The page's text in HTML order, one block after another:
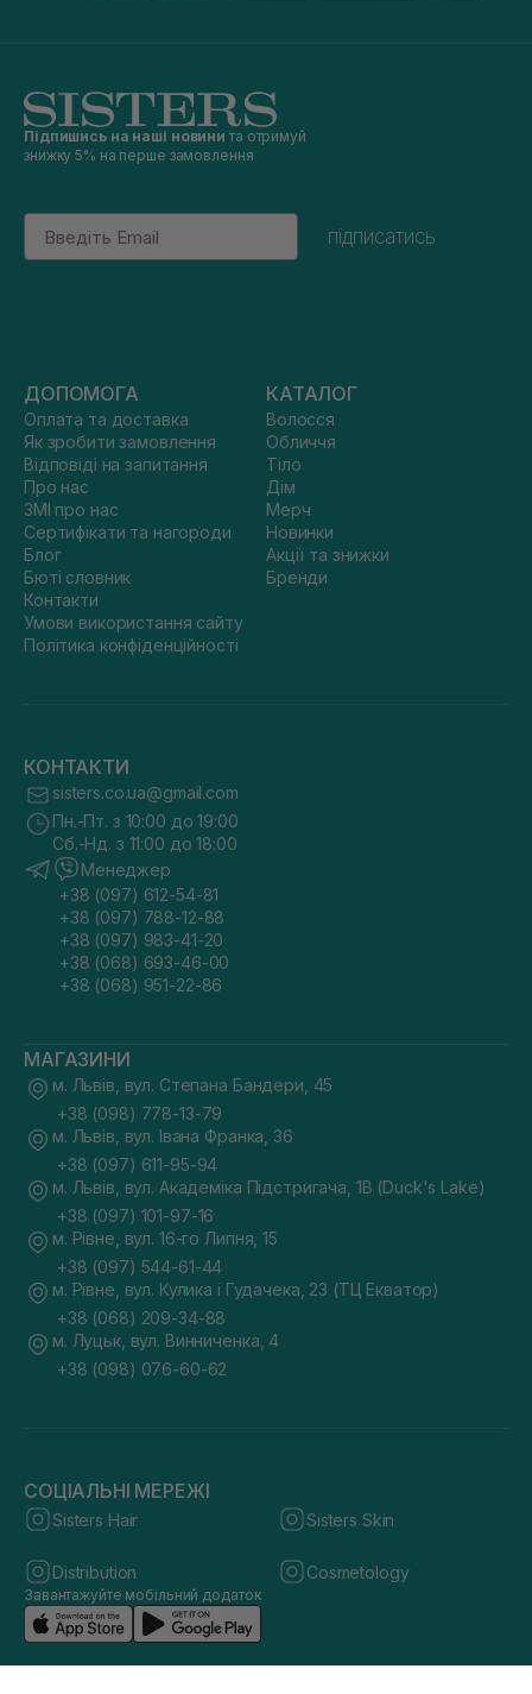
Підпишись на наші новини та отримуй
знижку 5% на перше замовлення
Email
підписатись
ДОПОМОГА
Оплата та доставка
Як зробити замовлення
Відповіді на запитання
Про нас
ЗМІ про нас
Сертифікати та нагороди
Блог
Бюті словник
Контакти
Умови використання сайту
Політика конфіденційності
КАТАЛОГ
Волосся
Обличчя
Тіло
Дім
Мерч
Новинки
Акції та знижки
Бренди
КОНТАКТИ
sisters.co.ua@gmail.com
Пн.-Пт. з 10:00 до 19:00
Сб.-Нд. з 11:00 до 18:00
Менеджер
+38 (097) 612-54-81
+38 (097) 788-12-88
+38 (097) 983-41-20
+38 (068) 693-46-00
+38 (068) 951-22-86
МАГАЗИНИ
м. Львів, вул. Степана Бандери, 45
+38 (098) 778-13-79
м. Львів, вул. Івана Франка, 36
+38 (097) 611-95-94
м. Львів, вул. Академіка Підстригача, 1В (Duck's Lake)
+38 (097) 101-97-16
м. Рівне, вул. 16-го Липня, 15
+38 (097) 544-61-44
м. Рівне, вул. Кулика і Гудачека, 23 (ТЦ Екватор)
+38 (068) 209-34-88
м. Луцьк, вул. Винниченка, 4
+38 (098) 076-60-62
СОЦІАЛЬНІ МЕРЕЖІ
Sisters Hair Sisters Skin
Distribution Cosmetology
Завантажуйте мобільний додаток